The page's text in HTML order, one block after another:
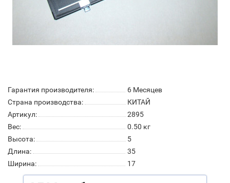
Гарантия производителя:
6 Месяцев
Страна производства:
КИТАЙ
Артикул:
2895
Вес:
0.50 кг
Высота:
5
Длина:
35
Ширина:
17